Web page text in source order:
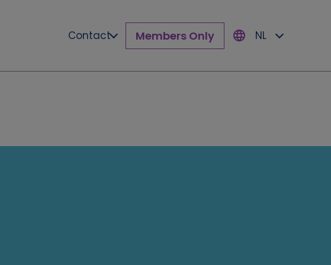
Contact Members Only NL